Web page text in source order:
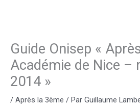
Guide Onisep «
Académie de Nice –
2014 »
/ Après la 3ème / Par Guillaume